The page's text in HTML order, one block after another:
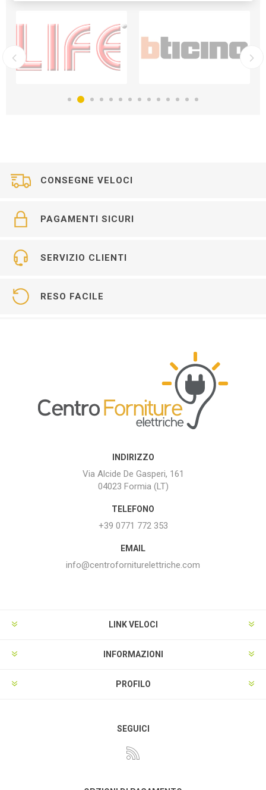
CONSEGNE VELOCI
PAGAMENTI SICURI
SERVIZIO CLIENTI
RESO FACILE
INDIRIZZO
Via Alcide De Gasperi, 161
04023 Formia (LT)
TELEFONO
+39 0771 772 353
EMAIL
info@centroforniturelettriche.com
LINK VELOCI
INFORMAZIONI
PROFILO
SEGUICI